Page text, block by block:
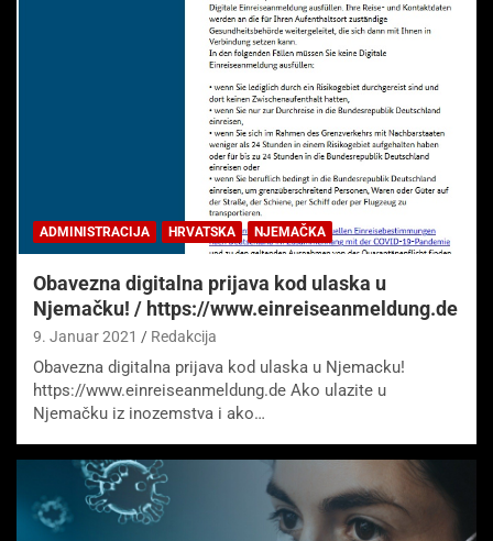
ADMINISTRACIJA HRVATSKA NJEMAČKA
Obavezna digitalna prijava kod ulaska u
Njemačku! / https://www.einreiseanmeldung.de
9. Januar 2021 Redakcija
Obavezna digitalna prijava kod ulaska u Njemacku!
https://www.einreiseanmeldung.de Ako ulazite u
Njemačku iz inozemstva i ako…